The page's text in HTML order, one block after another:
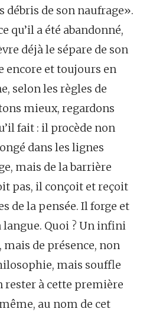
débris de son naufrage».
qu’il a été abandonné,
déjà le sépare de son
encore et toujours en
selon les règles de
mieux, regardons
fait : il procède non
dans les lignes
mais de la barrière
pas, il conçoit et reçoit
de la pensée. Il forge et
Quoi ? Un infini
mais de présence, non
mais souffle
rester à cette première
au nom de cet